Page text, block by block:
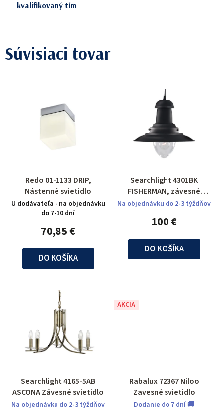
kvalifikovaný tím
Súvisiaci tovar
Redo 01-1133 DRIP,
Nástenné svietidlo
U dodávateľa - na objednávku
do 7-10 dní
70,85 €
DO KOŠÍKA
Searchlight 4301BK
FISHERMAN, závesné
svietidlo
Na objednávku do 2-3 týždňov
100 €
DO KOŠÍKA
Searchlight 4165-5AB
ASCONA Závesné svietidlo
Na objednávku do 2-3 týždňov
AKCIA
Rabalux 72367 Niloo
Zavesné svietidlo
Dodanie do 7 dní 🚚